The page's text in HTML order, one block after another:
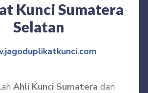
Kunci Sumatera
Selatan
Ahli Kunci Sumatera dan